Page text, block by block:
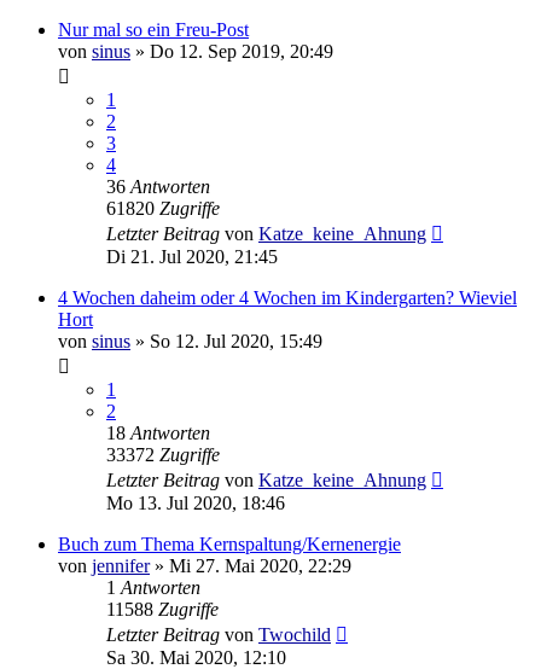
Nur mal so ein Freu-Post
von sinus » Do 12. Sep 2019, 20:49
1
2
3
4
36 Antworten
61820 Zugriffe
Letzter Beitrag von Katze_keine_Ahnung
Di 21. Jul 2020, 21:45
4 Wochen daheim oder 4 Wochen im Kindergarten? Wieviel
Hort
von sinus » So 12. Jul 2020, 15:49
1
2
18 Antworten
33372 Zugriffe
Letzter Beitrag von Katze_keine_Ahnung
Mo 13. Jul 2020, 18:46
Buch zum Thema Kernspaltung/Kernenergie
von jennifer» Mi 27. Mai 2020, 22:29
1 Antworten
11588 Zugriffe
Letzter Beitrag von Twochild
Sa 30. Mai 2020, 12:10